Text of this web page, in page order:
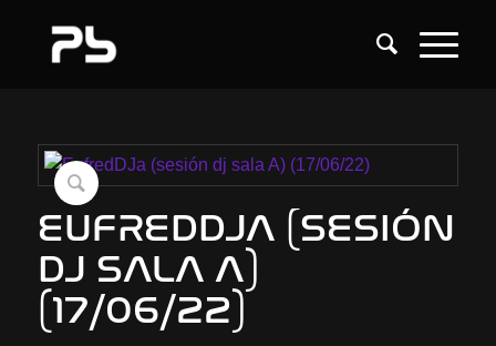
EUFREDDJA (SESIÓN
DJ SALA A)
(17/06/22)